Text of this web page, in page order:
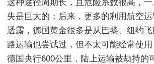
这种途径周期长，且危险系数很高，
失是巨大的；后来，更多的利用航空
透露，德国黄金很多是从巴黎、纽约
路运输也尝试过，但不太可能经常使
德国央行600公里，陆上运输被劫持的